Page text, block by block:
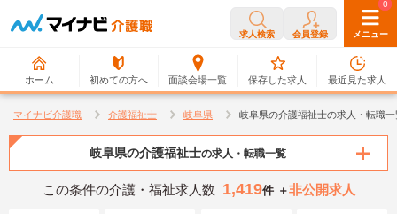
求人検索 会員登録 メニュー
ホーム 初めての方へ 面談会場一覧
0
保存した求人
0
最近見た求人
マイナビ介護職 介護福祉士 岐阜県 岐阜県の介護福祉士の求人・転職一
岐阜県の介護福祉士の求人・転職一覧
この条件の介護・福祉求人数 1,419件 ＋非公開求人